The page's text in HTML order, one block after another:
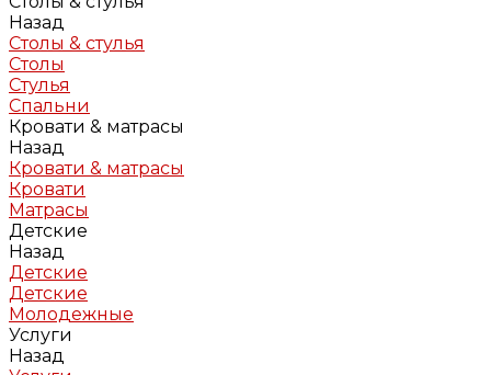
Назад
Столы & стулья
Столы
Стулья
Спальни
Кровати & матрасы
Назад
Кровати & матрасы
Кровати
Матрасы
Детские
Назад
Детские
Детские
Молодежные
Услуги
Назад